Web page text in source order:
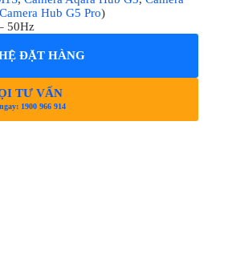
Hub G5 Pro)
50Hz
ĐẶT HÀNG
TƯ VẤN
1900 966 914